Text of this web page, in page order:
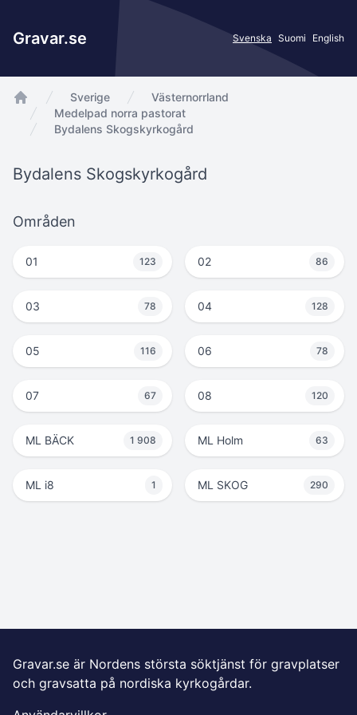
Gravar.se Svenska Suomi English
app.Start
Sverige
Västernorrland
Medelpad norra pastorat
Bydalens Skogskyrkogård
Bydalens Skogskyrkogård
Områden
01 123 02 86
03 78 04 128
05 116 06 78
07 67 08 120
ML BÄCK 1 908 ML Holm 63
ML i8 1 ML SKOG 290
Gravar.se är Nordens största söktjänst för gravplatser
och gravsatta på nordiska kyrkogårdar.